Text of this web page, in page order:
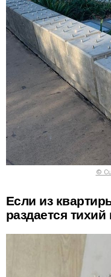
©
Если из
раздается